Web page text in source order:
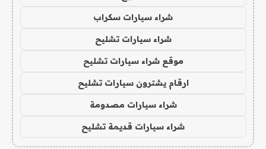
شراء سيارات سكراب
شراء سيارات تشليح
موقع شراء سيارات تشليح
ارقام يشترون سيارات تشليح
شراء سيارات مصدومة
شراء سيارات قديمة تشليح